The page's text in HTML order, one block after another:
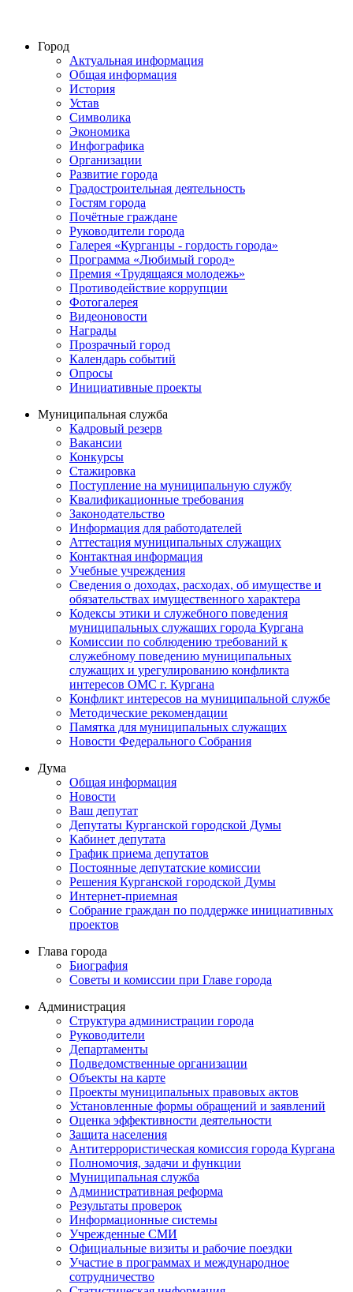
Город
Актуальная информация
Общая информация
История
Устав
Символика
Экономика
Инфографика
Организации
Развитие города
Градостроительная деятельность
Гостям города
Почётные граждане
Руководители города
Галерея «Курганцы - гордость города»
Программа «Любимый город»
Премия «Трудящаяся молодежь»
Противодействие коррупции
Фотогалерея
Видеоновости
Награды
Прозрачный город
Календарь событий
Опросы
Инициативные проекты
Муниципальная служба
Кадровый резерв
Вакансии
Конкурсы
Стажировка
Поступление на муниципальную службу
Квалификационные требования
Законодательство
Информация для работодателей
Аттестация муниципальных служащих
Контактная информация
Учебные учреждения
Сведения о доходах, расходах, об имуществе и
обязательствах имущественного характера
Кодексы этики и служебного поведения
муниципальных служащих города Кургана
Комиссии по соблюдению требований к
служебному поведению муниципальных
служащих и урегулированию конфликта
интересов ОМС г. Кургана
Конфликт интересов на муниципальной службе
Методические рекомендации
Памятка для муниципальных служащих
Новости Федерального Cобрания
Дума
Общая информация
Новости
Ваш депутат
Депутаты Курганской городской Думы
Кабинет депутата
График приема депутатов
Постоянные депутатские комиссии
Решения Курганской городской Думы
Интернет-приемная
Собрание граждан по поддержке инициативных
проектов
Глава города
Биография
Советы и комиссии при Главе города
Администрация
Структура администрации города
Руководители
Департаменты
Подведомственные организации
Объекты на карте
Проекты муниципальных правовых актов
Установленные формы обращений и заявлений
Оценка эффективности деятельности
Защита населения
Антитеррористическая комиссия города Кургана
Полномочия, задачи и функции
Муниципальная служба
Административная реформа
Результаты проверок
Информационные системы
Учрежденные СМИ
Официальные визиты и рабочие поездки
Участие в программах и международное
сотрудничество